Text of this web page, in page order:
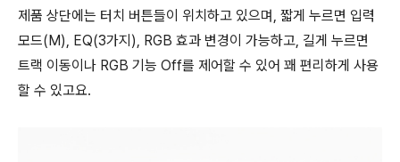
제품 상단에는 터치 버튼들이 위치하고 있으며, 짧게 누르면 입력
모드(M), EQ(3가지), RGB 효과 변경이 가능하고, 길게 누르면
트랙 이동이나 RGB 기능 Off를 제어할 수 있어 꽤 편리하게 사용
할 수 있고요.